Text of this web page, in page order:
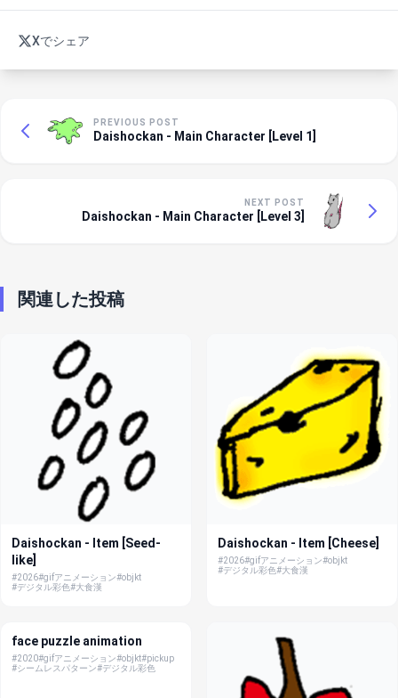
Xでシェア
PREVIOUS POST
Daishockan - Main Character [Level 1]
NEXT POST
Daishockan - Main Character [Level 3]
関連した投稿
Daishockan - Item [Seed-
like]
#2026#gifアニメーション#objkt
#デジタル彩色#大食漢
Daishockan - Item [Cheese]
#2026#gifアニメーション#objkt
#デジタル彩色#大食漢
face puzzle animation
#2020#gifアニメーション#objkt#pickup
#シームレスパターン#デジタル彩色